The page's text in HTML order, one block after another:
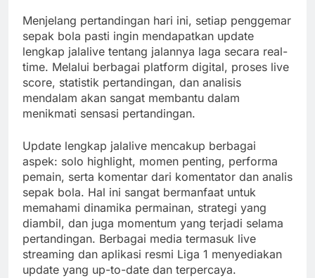
Menjelang pertandingan hari ini, setiap penggemar
sepak bola pasti ingin mendapatkan update
lengkap jalalive tentang jalannya laga secara real-
time. Melalui berbagai platform digital, proses live
score, statistik pertandingan, dan analisis
mendalam akan sangat membantu dalam
menikmati sensasi pertandingan.
Update lengkap jalalive mencakup berbagai
aspek: solo highlight, momen penting, performa
pemain, serta komentar dari komentator dan analis
sepak bola. Hal ini sangat bermanfaat untuk
memahami dinamika permainan, strategi yang
diambil, dan juga momentum yang terjadi selama
pertandingan. Berbagai media termasuk live
streaming dan aplikasi resmi Liga 1 menyediakan
update yang up-to-date dan terpercaya.